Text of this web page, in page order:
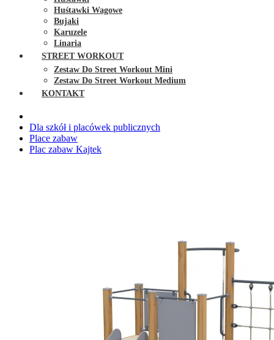
Huśtawki Wagowe
Bujaki
Karuzele
Linaria
STREET WORKOUT
Zestaw Do Street Workout Mini
Zestaw Do Street Workout Medium
KONTAKT
Dla szkół i placówek publicznych
Place zabaw
Plac zabaw Kajtek